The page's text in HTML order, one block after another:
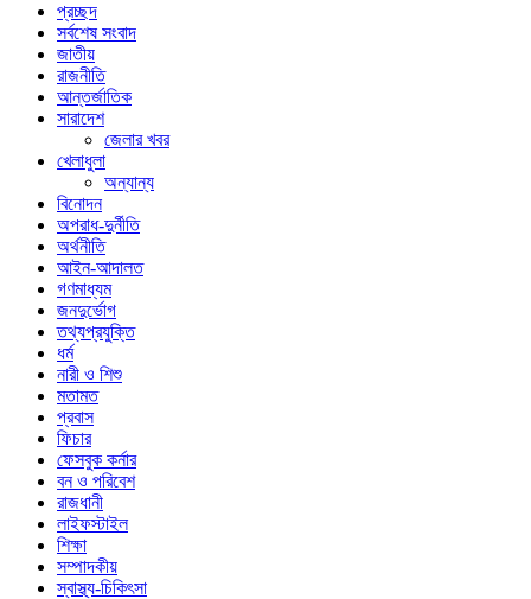
প্রচ্ছদ
সর্বশেষ সংবাদ
জাতীয়
রাজনীতি
আন্তর্জাতিক
সারাদেশ
জেলার খবর
খেলাধুলা
অন্যান্য
বিনোদন
অপরাধ-দুর্নীতি
অর্থনীতি
আইন-আদালত
গণমাধ্যম
জনদুর্ভোগ
তথ্যপ্রযুক্তি
ধর্ম
নারী ও শিশু
মতামত
প্রবাস
ফিচার
ফেসবুক কর্নার
বন ও পরিবেশ
রাজধানী
লাইফস্টাইল
শিক্ষা
সম্পাদকীয়
স্বাস্থ্য-চিকিৎসা